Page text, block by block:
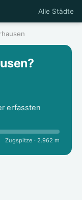
Alle Städte
erfassten
Zugspitze · 2.962 m